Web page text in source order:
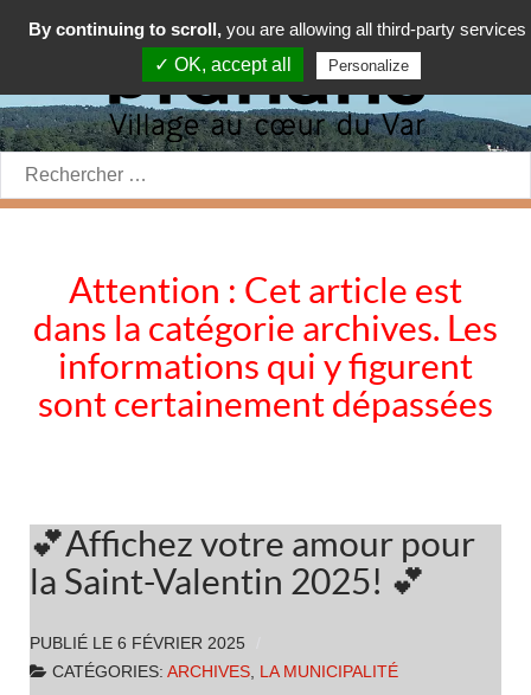
Rechercher:
Attention : Cet article est
dans la catégorie archives. Les
informations qui y figurent
sont certainement dépassées
💕Affichez votre amour pour
la Saint-Valentin 2025! 💕
PUBLIÉ LE 6 FÉVRIER 2025
CATÉGORIES: ARCHIVES, LA MUNICIPALITÉ
By continuing to scroll, you are allowing all third-party services
✓ OK, accept all
Personalize